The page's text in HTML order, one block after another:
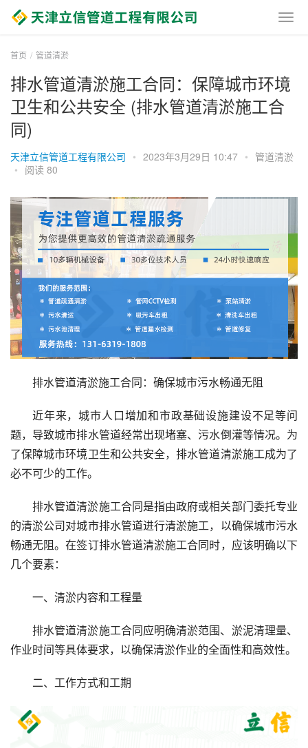
首页 管道清淤
排水管道清淤施工合同：保障城市环境
卫生和公共安全 (排水管道清淤施工合
同)
天津立信管道工程有限公司 • 2023年3月29日 10:47 • 管道清淤
• 阅读 80
排水管道清淤施工合同：确保城市污水畅通无阻
近年来，城市人口增加和市政基础设施建设不足等问
题，导致城市排水管道经常出现堵塞、污水倒灌等情况。为
了保障城市环境卫生和公共安全，排水管道清淤施工成为了
必不可少的工作。
排水管道清淤施工合同是指由政府或相关部门委托专业
的清淤公司对城市排水管道进行清淤施工，以确保城市污水
畅通无阻。在签订排水管道清淤施工合同时，应该明确以下
几个要素：
一、清淤内容和工程量
排水管道清淤施工合同应明确清淤范围、淤泥清理量、
作业时间等具体要求，以确保清淤作业的全面性和高效性。
二、工作方式和工期